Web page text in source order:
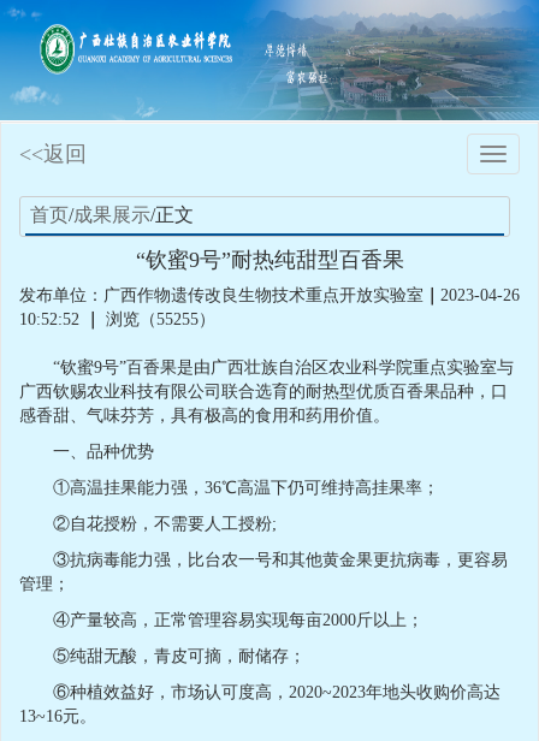
Toggle
<<返回
首页/成果展示/正文
“钦蜜9号”耐热纯甜型百香果
发布单位：广西作物遗传改良生物技术重点开放实验室
2023-04-26
10:52:52
浏览（55255）
“钦蜜9号”百香果是由广西壮族自治区农业科学院重点实验室与
广西钦赐农业科技有限公司联合选育的耐热型优质百香果品种，口
感香甜、气味芬芳，具有极高的食用和药用价值。
一、品种优势
①高温挂果能力强，36℃高温下仍可维持高挂果率；
②自花授粉，不需要人工授粉;
③抗病毒能力强，比台农一号和其他黄金果更抗病毒，更容易
管理；
④产量较高，正常管理容易实现每亩2000斤以上；
⑤纯甜无酸，青皮可摘，耐储存；
⑥种植效益好，市场认可度高，2020~2023年地头收购价高达
13~16元。